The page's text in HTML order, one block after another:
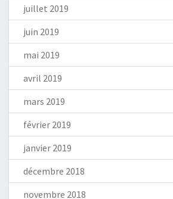
juillet 2019
juin 2019
mai 2019
avril 2019
mars 2019
février 2019
janvier 2019
décembre 2018
novembre 2018